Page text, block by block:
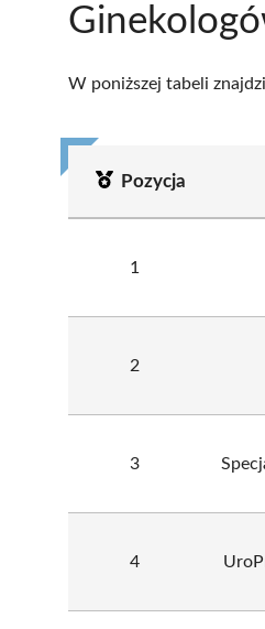
W poniższej tabeli
Pozycja
1
2
3
4